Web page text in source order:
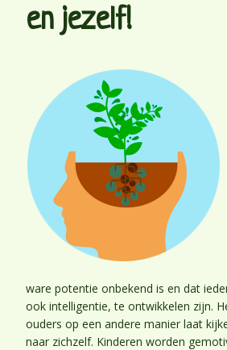
en jezelf!
ware potentie onbekend is en dat
ook intelligentie, te ontwikkelen zijn.
ouders op een andere manier laat
naar zichzelf. Kinderen worden